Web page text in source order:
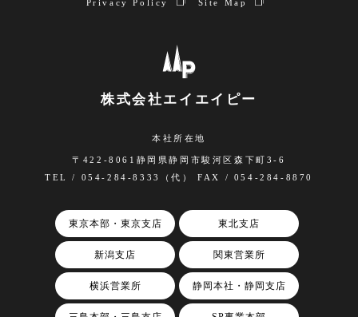
株式会社エイエイピー
本社所在地
〒422-8061静岡県静岡市駿河区森下町3-6
TEL / 054-284-8333（代） FAX / 054-284-8870
東京本部・東京支店 東北支店
新潟支店 関東営業所
横浜営業所 静岡本社・静岡支店
Privacy Policy Site Map